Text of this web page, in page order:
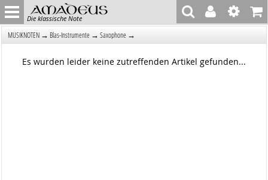
Die klassische Note
MUSIKNOTEN → Blas-Instrumente → Saxophone →
Es wurden leider keine zutreffenden Artikel gefunden...